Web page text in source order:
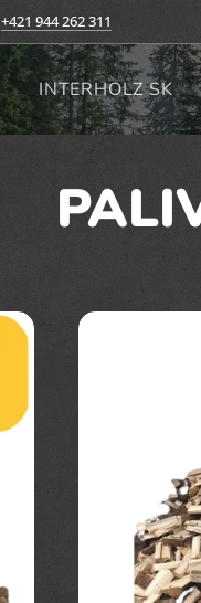
+421 944 262 311
INTERHOLZ SK